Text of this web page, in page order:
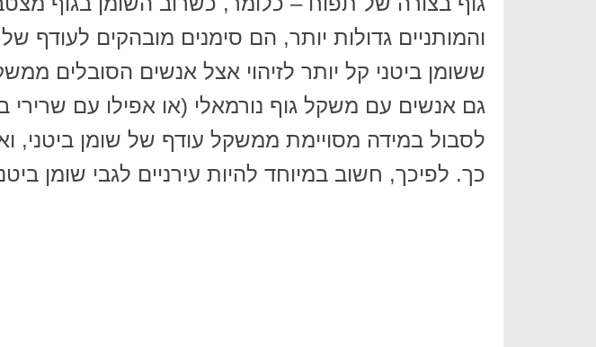
והמותניים גדולות יותר, הם סימנים מובהקים לעודף
ששומן ביטני קל יותר לזיהוי אצל אנשים הסובלים
גם אנשים עם משקל גוף נורמאלי (או אפילו עם שרירי
לסבול במידה מסויימת ממשקל עודף של שומן ביטני,
כך. לפיכך, חשוב במיוחד להיות עירניים לגבי שומן